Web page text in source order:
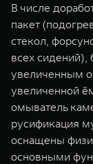
В числе
пакет
стекол,
всех
увеличенным
увеличенной
омыватель
русификация
оснащены
основными